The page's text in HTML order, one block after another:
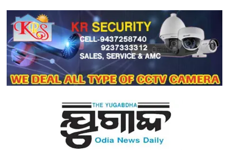
content